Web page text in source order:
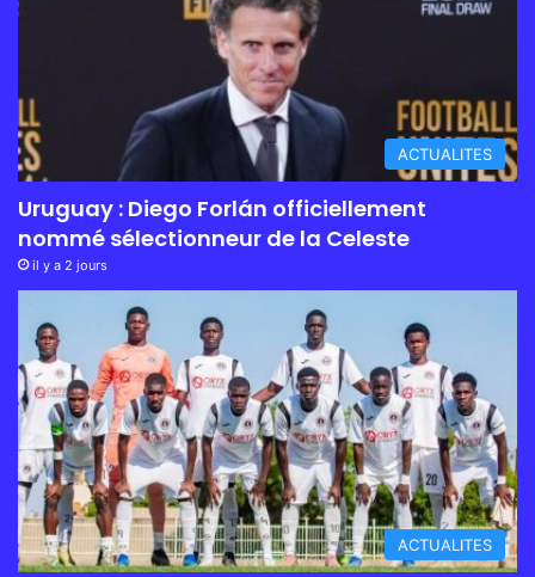
ACTUALITES
Uruguay : Diego Forlán officiellement
nommé sélectionneur de la Celeste
il y a 2 jours
ACTUALITES